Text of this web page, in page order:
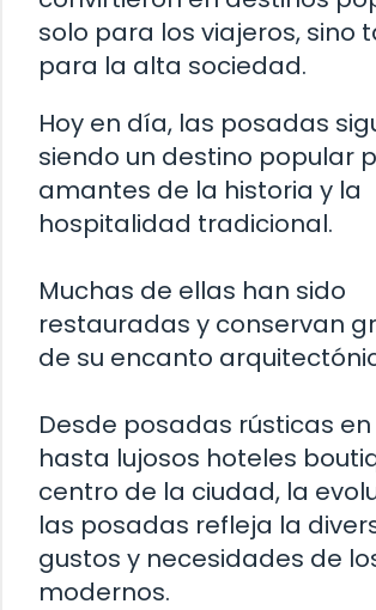
solo para los viajeros, sino
para la alta sociedad.
Hoy en día, las posadas
siendo un destino popular
amantes de la historia y la
hospitalidad tradicional.
Muchas de ellas han sido
restauradas y conservan
de su encanto
Desde posadas rústicas
hasta lujosos hoteles
centro de la ciudad, la
las posadas refleja la
gustos y necesidades de
modernos.